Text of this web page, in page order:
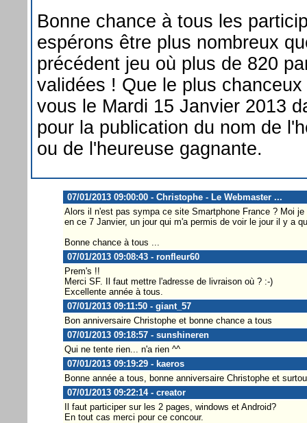
Bonne chance à tous les
espérons être plus nombreux
précédent jeu où plus de 820
validées ! Que le plus
vous le Mardi 15 Janvier 2013
pour la publication du nom de
ou de l'heureuse gagnante.
07/01/2013 09:00:00 - Christophe - Le Webmaster ...
Alors il n'est pas sympa ce site Smartphone France ? Moi
en ce 7 Janvier, un jour qui m'a permis de voir le jour il y a
Bonne chance à tous ...
07/01/2013 09:08:43 - ronfleur60
Prem's !!
Merci SF. Il faut mettre l'adresse de livraison où ? :-)
Excellente année à tous.
07/01/2013 09:11:50 - giant_57
Bon anniversaire Christophe et bonne chance a tous
07/01/2013 09:18:57 - sunshineren
Qui ne tente rien... n'a rien ^^
07/01/2013 09:19:29 - kaeros
Bonne année a tous, bonne anniversaire Christophe et
07/01/2013 09:22:14 - creator
Il faut participer sur les 2 pages, windows et Android?
En tout cas merci pour ce concour.